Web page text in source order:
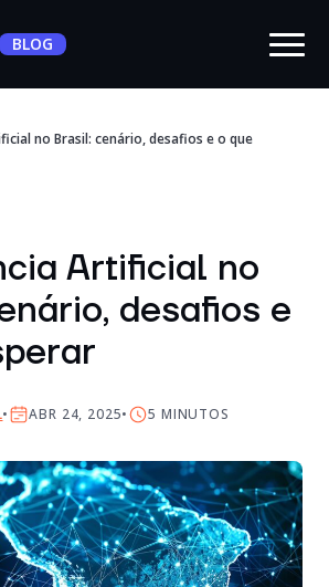
BLOG
no Brasil: cenário, desafios e o que
Artificial no
desafios e
ABR 24, 2025 5 MINUTOS